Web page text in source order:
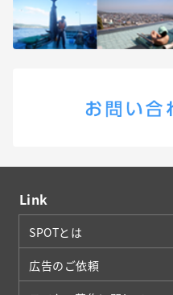
Link
SPOTとは
広告のご依頼